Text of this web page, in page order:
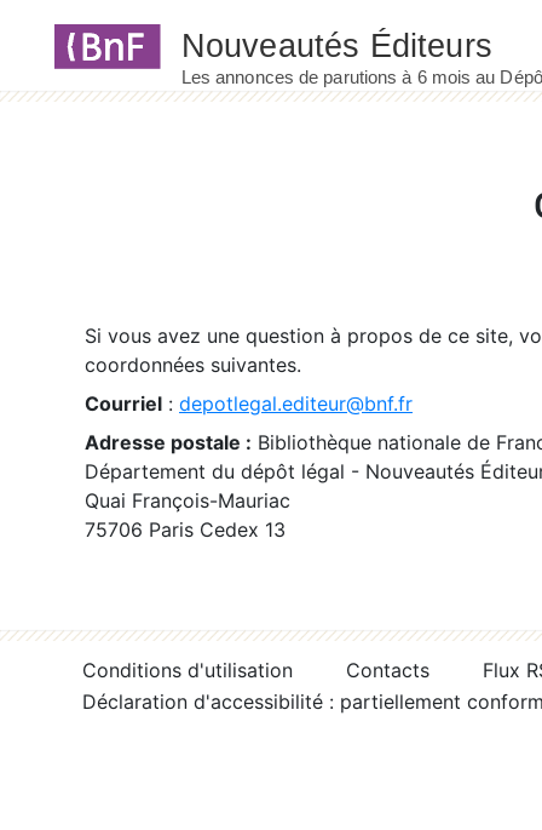
Si vous avez une question à propos de ce site,
coordonnées suivantes.
Courriel : depotlegal.editeur@bnf.fr
Adresse postale : Bibliothèque nationale de
Département du dépôt légal - Nouveautés
Quai François-Mauriac
75706 Paris Cedex 13
Conditions d'utilisation Contacts
Flux
Déclaration d'accessibilité : partiellement